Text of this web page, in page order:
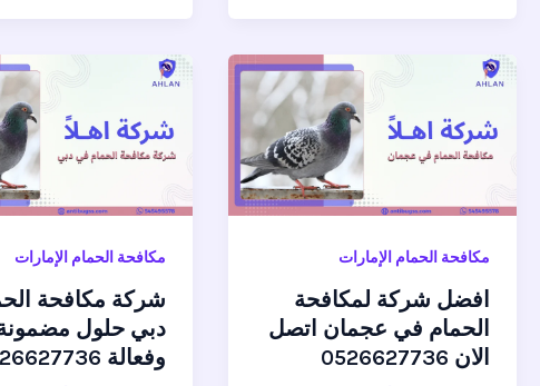
مكافحة الحمام الإمارات
افضل شركة لمكافحة
الحمام في عجمان اتصل
الان 0526627736
مكافحة الحمام الإمارات
شركة مكافحة
دبي حلول
وفعالة 0526627736